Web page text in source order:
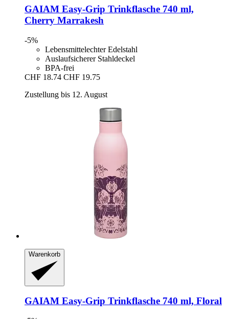
GAIAM Easy-​Grip Trinkflasche 740 ml,
Cherry Marrakesh
-5%
Lebensmittelechter Edelstahl
Auslaufsicherer Stahldeckel
BPA-frei
CHF 18.74 CHF 19.75
Zustellung bis 12. August
Warenkorb
GAIAM Easy-​Grip Trinkflasche 740 ml, Floral